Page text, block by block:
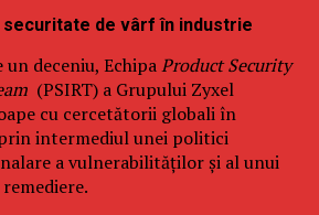
securitate de vârf în industrie
deceniu, EchipaProduct Security
(PSIRT) a Grupului Zyxel
cu cercetătorii globali în
intermediul unei politici
a vulnerabilităților și al unui